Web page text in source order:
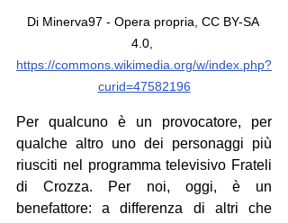
Di Minerva97 - Opera propria, CC BY-SA
4.0,
https://commons.wikimedia.org/w/index.php?
curid=47582196
Per qualcuno è un provocatore, per
qualche altro uno dei personaggi più
riusciti nel programma televisivo Frateli
di Crozza. Per noi, oggi, è un
benefattore: a differenza di altri che